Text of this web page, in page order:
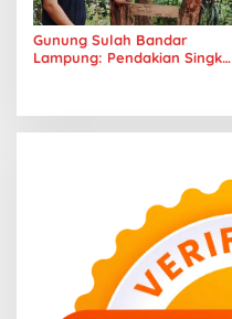
Gunung Sulah Bandar
Lampung: Pendakian Singkat